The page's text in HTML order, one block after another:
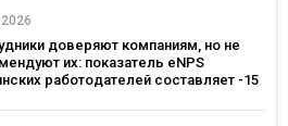
доверяют компаниям, но не
их: показатель eNPS
работодателей составляет -15